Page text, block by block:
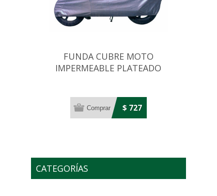
FUNDA CUBRE MOTO
IMPERMEABLE PLATEADO
$ 727
CATEGORÍAS